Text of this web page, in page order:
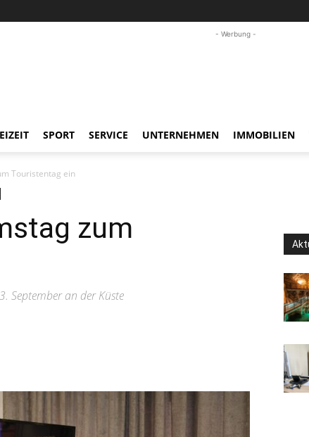
- Werbung -
SPORT SERVICE UNTERNEHMEN IMMOBILIEN
Touristentag ein
zum
September an der Küste